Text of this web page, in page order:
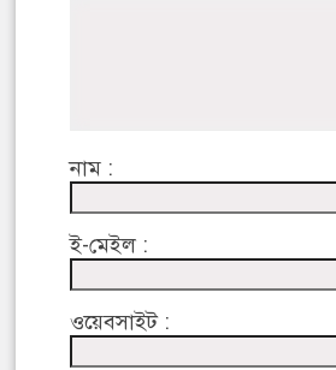
নাম :
ই-মেইল :
ওয়েবসাইট :